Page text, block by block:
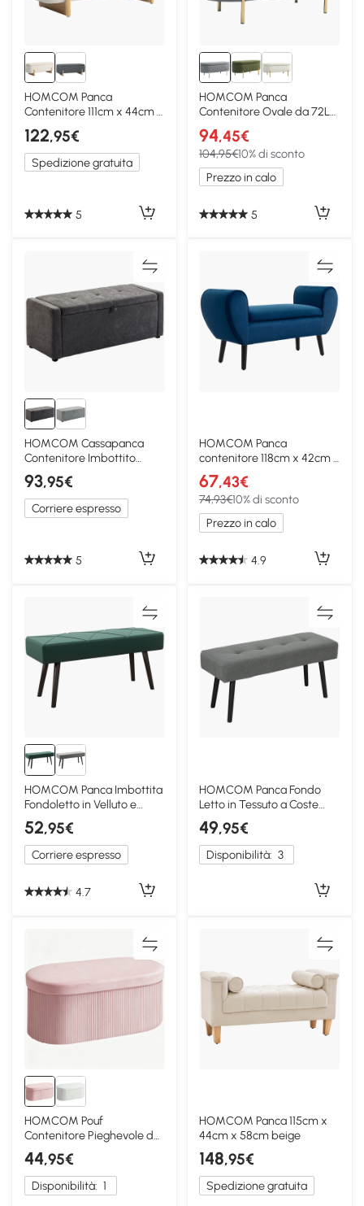
HOMCOM Panca
Contenitore 111cm x 44cm x
44,5cm Beige
122,95€
Spedizione gratuita
5
HOMCOM Panca
Contenitore Ovale da 72L
in Tessuto Vellutato Grigio
94,45€
104,95€10% di sconto
Prezzo in calo
5
HOMCOM Cassapanca
Contenitore Imbottito
Effetto Lino Grigio Scuro
93,95€
Corriere espresso
5
HOMCOM Panca
contenitore 118cm x 42cm x
66cm Blu
67,43€
74,93€10% di sconto
Prezzo in calo
4.9
HOMCOM Panca Imbottita
Fondoletto in Velluto e
Acciaio Verde Nero
52,95€
Corriere espresso
4.7
HOMCOM Panca Fondo
Letto in Tessuto a Coste
100x36x45 cm Grigio
49,95€
Disponibilità: 3
HOMCOM Pouf
Contenitore Pieghevole da
72L in Velluto Rosa
44,95€
Disponibilità: 1
HOMCOM Panca 115cm x
44cm x 58cm beige
148,95€
Spedizione gratuita